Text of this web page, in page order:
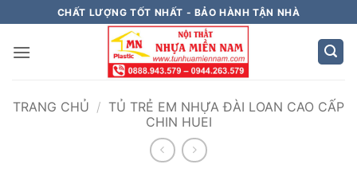
qua
nội
CHẤT LƯỢNG TỐT NHẤT - BẢO HÀNH TẬN NHÀ
TRANG CHỦ / TỦ TRẺ EM NHỰA ĐÀI LOAN CAO CẤP
CHIN HUEI